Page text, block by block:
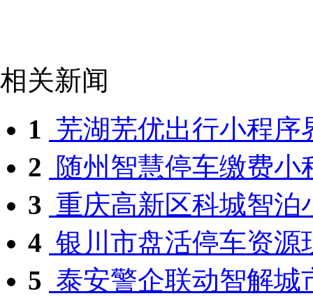
相关新闻
1 芜湖芜优出行小程序
2
随州智慧停车缴费小
3 重庆高新区科城智泊
4 银川市盘活停车资源
5 泰安警企联动智解城